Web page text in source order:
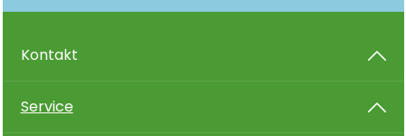
Kontakt
Service